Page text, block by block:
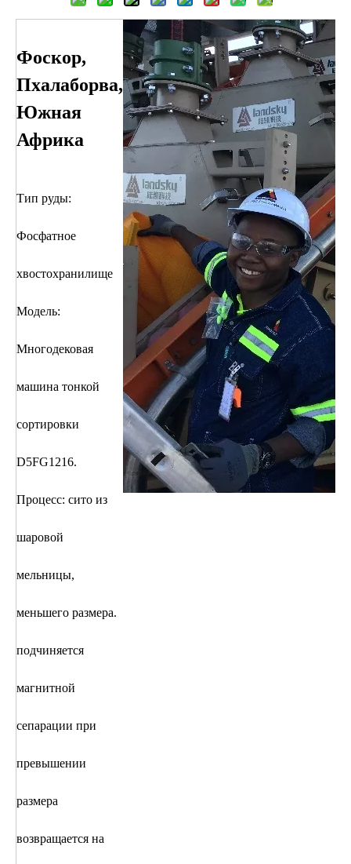
Фоскор,
Пхалаборва,
Южная
Африка
Тип руды:
Фосфатное
хвостохранилище
Модель:
Многодековая
машина тонкой
сортировки
D5FG1216.
Процесс: сито из
шаровой
мельницы,
меньшего размера.
подчиняется
магнитной
сепарации при
превышении
размера
возвращается на